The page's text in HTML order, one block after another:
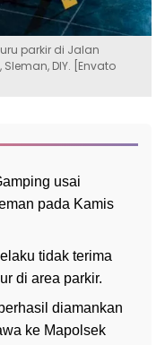
parkir di Jalan
DIY. [Envato
usai
pada Kamis
tidak terima
di area parkir.
diamankan
ke Mapolsek